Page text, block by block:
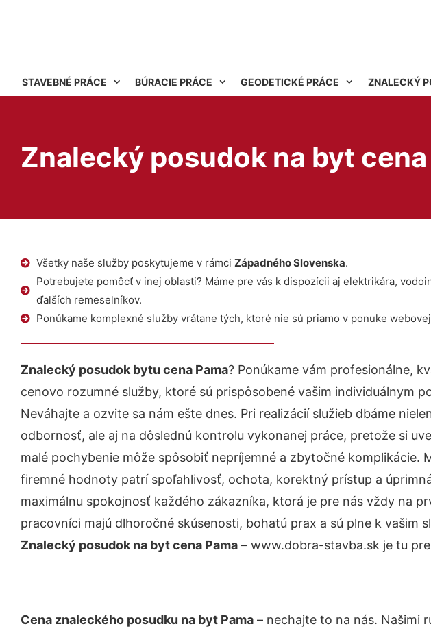
STAVEBNÉ PRÁCE BÚRACIE PRÁCE GEODETICKÉ PRÁCE ZNALECKÝ
Znalecký posudok na byt cena
Všetky naše služby poskytujeme v rámci Západného Slovenska.
Potrebujete pomôcť v inej oblasti? Máme pre vás k dispozícii aj elektrikára,
ďalších remeselníkov.
Ponúkame komplexné služby vrátane tých, ktoré nie sú priamo v ponuke
Znalecký posudok bytu cena Pama? Ponúkame vám profesionálne,
cenovo rozumné služby, ktoré sú prispôsobené vašim individuálnym
Neváhajte a ozvite sa nám ešte dnes. Pri realizácií služieb dbáme
odbornosť, ale aj na dôslednú kontrolu vykonanej práce, pretože si
malé pochybenie môže spôsobiť nepríjemné a zbytočné komplikácie.
firemné hodnoty patrí spoľahlivosť, ochota, korektný prístup a
maximálnu spokojnosť každého zákazníka, ktorá je pre nás vždy na
pracovníci majú dlhoročné skúsenosti, bohatú prax a sú plne k vašim
Znalecký posudok na byt cena Pama – www.dobra-stavba.sk je tu
Cena znaleckého posudku na byt Pama – nechajte to na nás. Našimi